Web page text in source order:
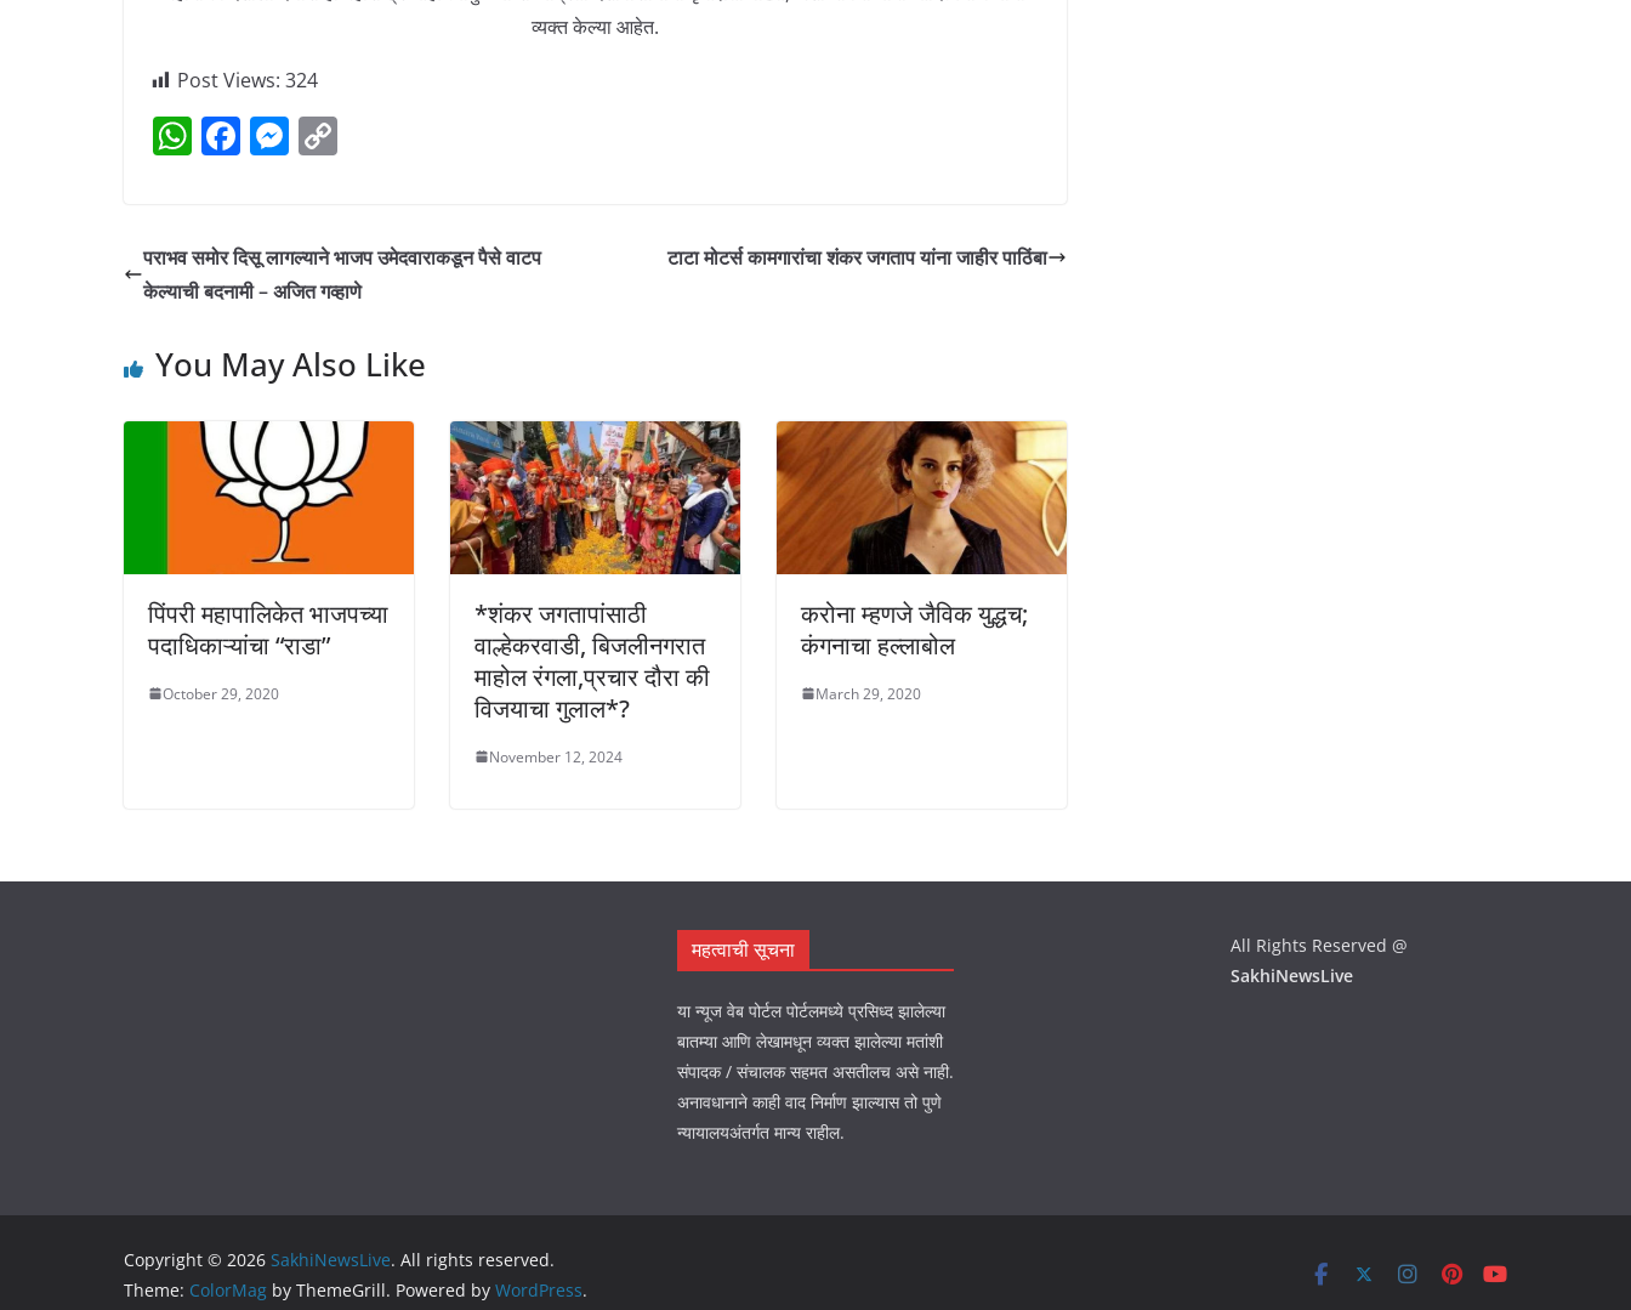
व्यक्त केल्या आहेत.
Post Views: 324
W
s
A
p
F
e
b
o
M
e
n
er
y
Li
k
पराभव समोर दिसू लागल्याने भाजप उमेदवाराकडून पैसे वाटप
केल्याची बदनामी – अजित गव्हाणे
टाटा मोटर्स कामगारांचा शंकर जगताप यांना जाहीर पाठिंबा
You May Also Like
पिंपरी महापालिकेत भाजपच्या
पदाधिकाऱ्यांचा “राडा”
October 29, 2020
*शंकर जगतापांसाठी
वाल्हेकरवाडी, बिजलीनगरात
माहोल रंगला,प्रचार दौरा की
विजयाचा गुलाल*?
November 12, 2024
करोना म्हणजे जैविक युद्धच;
कंगनाचा हल्लाबोल
March 29, 2020
महत्वाची सूचना
या न्यूज वेब पोर्टल पोर्टलमध्ये प्रसिध्द झालेल्या
बातम्या आणि लेखामधून व्यक्त झालेल्या मतांशी
संपादक / संचालक सहमत असतीलच असे नाही.
अनावधानाने काही वाद निर्माण झाल्यास तो पुणे
न्यायालयअंतर्गत मान्य राहील.
All Rights Reserved @
SakhiNewsLive
Copyright © 2026 SakhiNewsLive. All rights reserved.
Theme: ColorMag by ThemeGrill. Powered by WordPress.